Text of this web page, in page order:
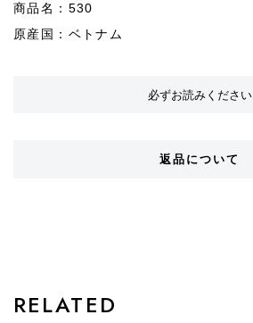
商品名：530
原産国：ベトナム
必ずお読みください
返品について
RELATED